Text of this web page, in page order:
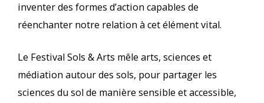
inventer des formes d’action capables de
réenchanter notre relation à cet élément vital.
Le Festival Sols & Arts mêle arts, sciences et
médiation autour des sols, pour partager les
sciences du sol de manière sensible et accessible,